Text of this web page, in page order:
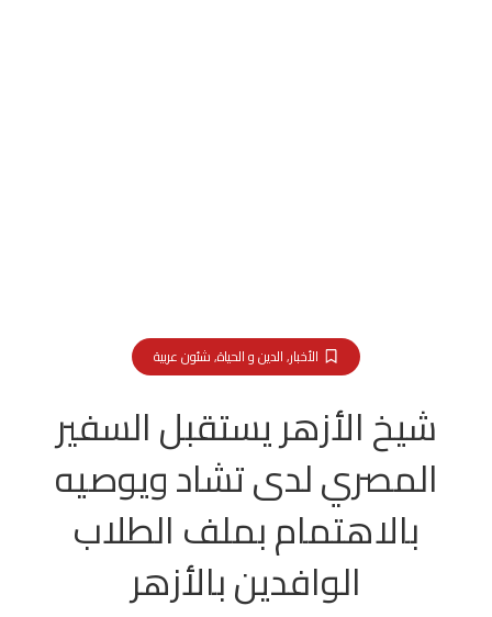
الأخبار,الدين و الحياة,شئون عربية
شيخ الأزهر يستقبل السفير
المصري لدى تشاد ويوصيه
بالاهتمام بملف الطلاب
الوافدين بالأزهر